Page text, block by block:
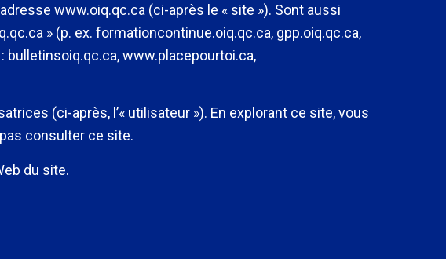
www.oiq.qc.ca (ci-après le « site »). Sont aussi
» (p. ex. formationcontinue.oiq.qc.ca, gpp.oiq.qc.ca,
bulletinsoiq.qc.ca, www.placepourtoi.ca,
(ci-après, l’« utilisateur »). En explorant ce site, vous
consulter ce site.
du site.